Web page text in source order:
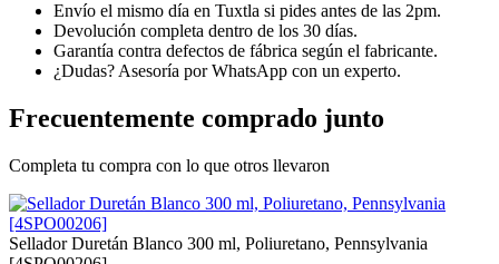
Envío el mismo día en Tuxtla si pides antes de las 2pm.
Devolución completa dentro de los 30 días.
Garantía contra defectos de fábrica según el fabricante.
¿Dudas? Asesoría por WhatsApp con un experto.
Frecuentemente comprado junto
Completa tu compra con lo que otros llevaron
Sellador Duretán Blanco 300 ml, Poliuretano, Pennsylvania